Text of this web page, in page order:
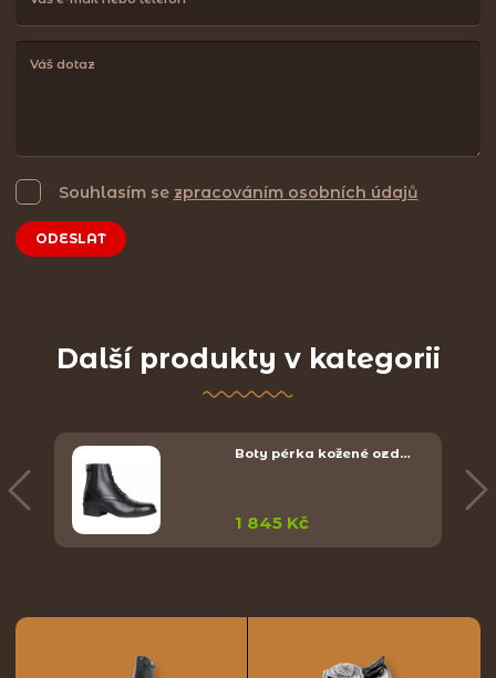
Souhlasím se zpracováním osobních údajů
ODESLAT
Další produkty v kategorii
Boty pérka kožené ozd…
1 845 Kč